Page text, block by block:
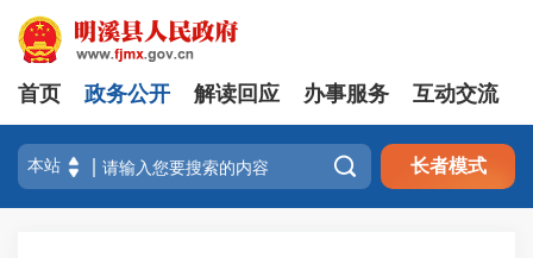
首页 政务公开 解读回应 办事服务 互动交流
 长者模式